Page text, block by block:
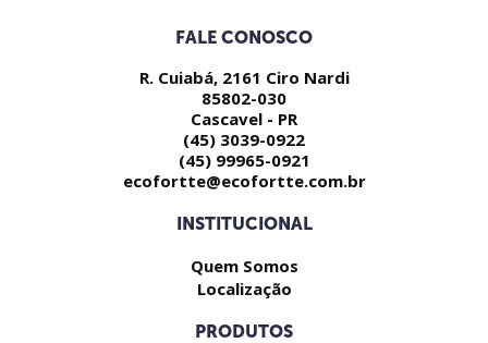
FALE CONOSCO
R. Cuiabá, 2161 Ciro Nardi
85802-030
Cascavel - PR
(45) 3039-0922
(45) 99965-0921
ecofortte@ecofortte.com.br
INSTITUCIONAL
Quem Somos
Localização
PRODUTOS